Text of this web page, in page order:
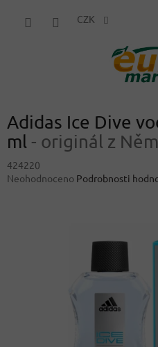
CZK
Adidas Ice Dive
ml - originál z
424220
Průměrné
Neohodnoceno Podrobnosti